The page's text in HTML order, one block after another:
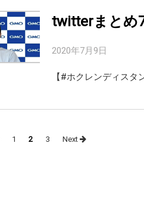
twitterまとめ
2020年7月9日
【#ホクレンディスタ
1 2 3 Next